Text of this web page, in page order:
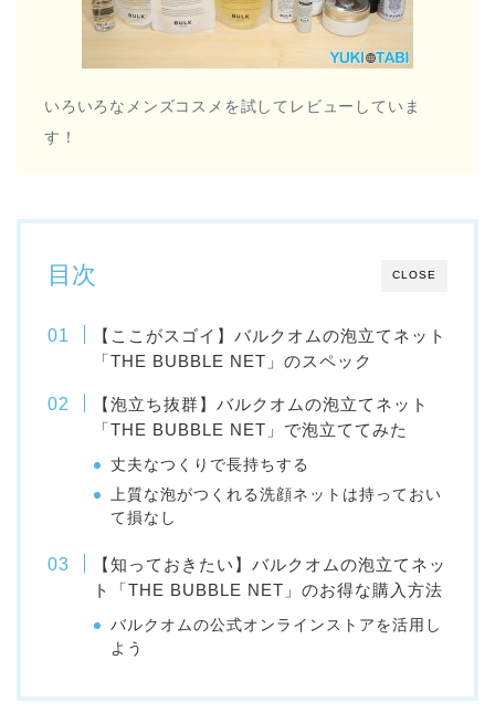
いろいろなメンズコスメを試してレビューしていま
す！
CLOSE
目次
【ここがスゴイ】バルクオムの泡立てネット
「THE BUBBLE NET」のスペック
【泡立ち抜群】バルクオムの泡立てネット
「THE BUBBLE NET」で泡立ててみた
丈夫なつくりで長持ちする
上質な泡がつくれる洗顔ネットは持っておい
て損なし
【知っておきたい】バルクオムの泡立てネッ
ト「THE BUBBLE NET」のお得な購入方法
バルクオムの公式オンラインストアを活用し
よう